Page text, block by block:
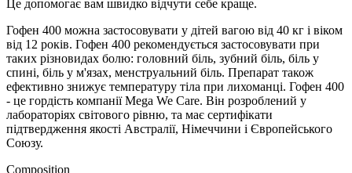
Це допомогає вам швидко відчути себе краще.
Гофен 400 можна застосовувати у дітей вагою від 40 кг і віком
від 12 років. Гофен 400 рекомендується застосовувати при
таких різновидах болю: головний біль, зубний біль, біль у
спині, біль у м'язах, менструальний біль. Препарат також
ефективно знижує температуру тіла при лихоманці. Гофен 400
- це гордість компанії Mega We Care. Він розроблений у
лабораторіях світового рівню, та має сертифікати
підтвердження якості Австралії, Німеччини і Європейського
Союзу.
Composition